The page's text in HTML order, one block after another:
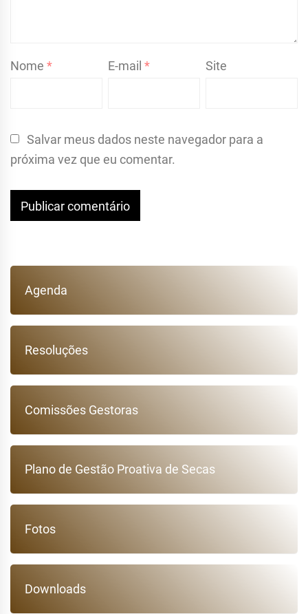
Nome * E-mail* Site
Salvar meus dados neste navegador para a
próxima vez que eu comentar.
Agenda
Resoluções
Comissões Gestoras
Plano de Gestão Proativa de Secas
Fotos
Downloads